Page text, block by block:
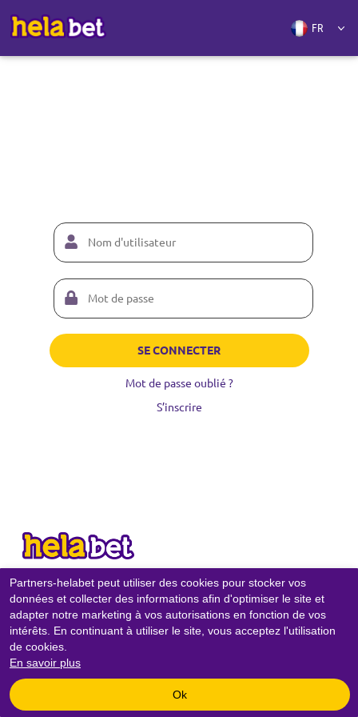
SE CONNECTER
Mot de passe oublié ?
S’inscrire
CONTACTS
POLITIQUE DE CONFIDENTIALITÉ
POLITIQUE DES COOKIES
Partners-helabet
Partners-helabet peut utiliser des cookies pour stocker vos
données et collecter des informations afin d'optimiser le site et
adapter notre marketing à vos autorisations en fonction de vos
intérêts. En continuant à utiliser le site, vous acceptez l'utilisation
de cookies.
En savoir plus
Ok